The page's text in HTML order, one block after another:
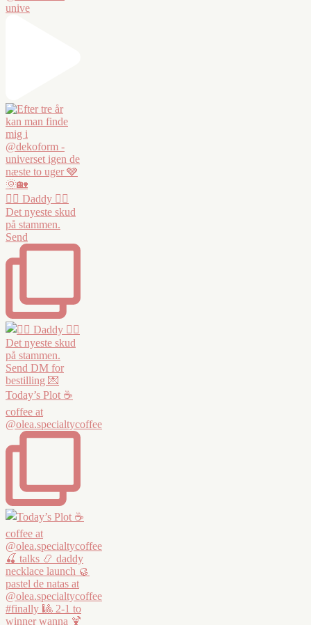
unive
❤️‍🔥 Daddy ❤️‍🔥
Det nyeste skud
på stammen.
Send
Today’s Plot ☕️
coffee at
@olea.specialtycoffee